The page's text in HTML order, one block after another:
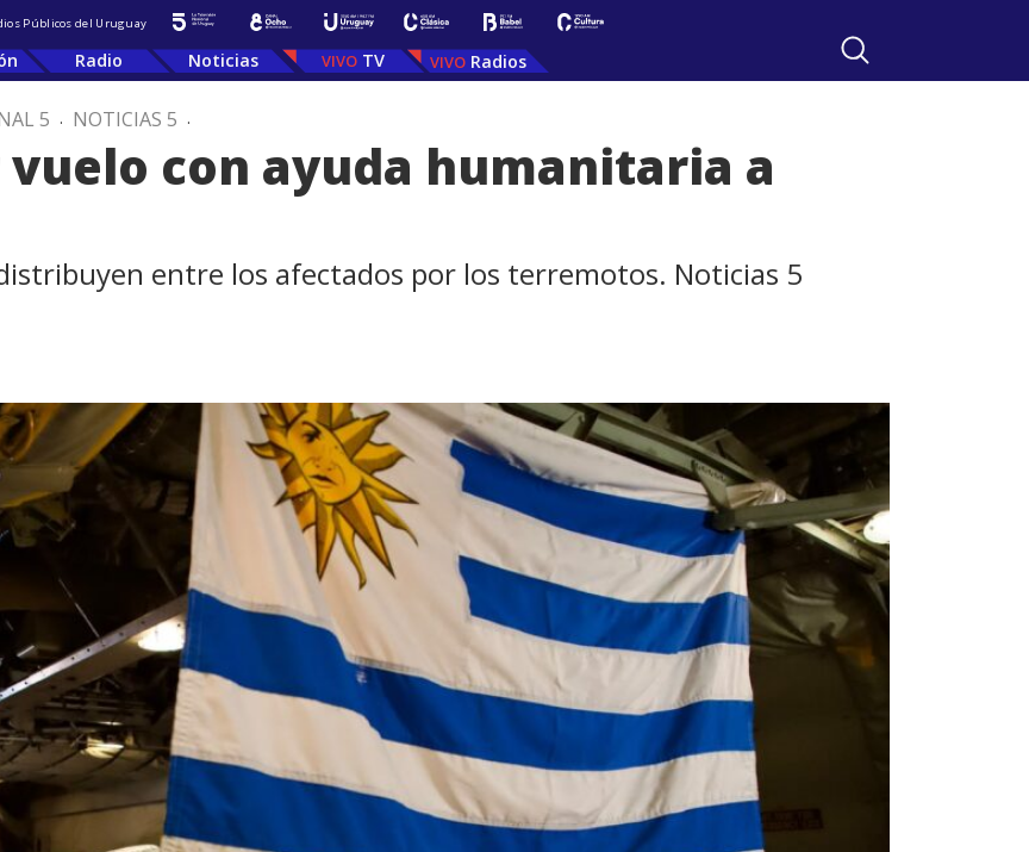
Públicos del Uruguay
Radio Noticias TV Radios
5 . NOTICIAS 5 .
con ayuda humanitaria a
entre los afectados por los terremotos. Noticias 5